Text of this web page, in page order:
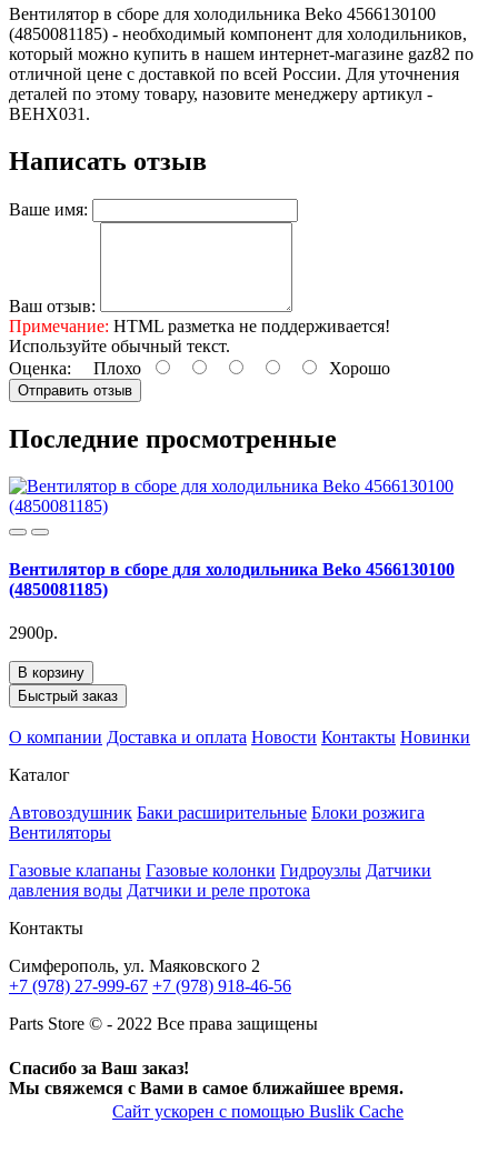
Вентилятор в сборе для холодильника Beko 4566130100
(4850081185) - необходимый компонент для холодильников,
который можно купить в нашем интернет-магазине gaz82 по
отличной цене с доставкой по всей России. Для уточнения
деталей по этому товару, назовите менеджеру артикул -
ВЕНХ031.
Написать отзыв
Ваше имя:
Ваш отзыв:
Примечание: HTML разметка не поддерживается!
Используйте обычный текст.
Оценка: Плохо Хорошо
Отправить отзыв
Последние просмотренные
Вентилятор в сборе для холодильника Beko 4566130100
(4850081185)
2900р.
В корзину
Быстрый заказ
О компании Доставка и оплата Новости Контакты Новинки
Каталог
Автовоздушник Баки расширительные Блоки розжига
Вентиляторы
Газовые клапаны Газовые колонки Гидроузлы Датчики
давления воды Датчики и реле протока
Контакты
Симферополь, ул. Маяковского 2
+7 (978) 27-999-67 +7 (978) 918-46-56
Parts Store © - 2022 Все права защищены
Спасибо за Ваш заказ!
Мы свяжемся с Вами в самое ближайшее время.
Сайт ускорен с помощью Buslik Cache